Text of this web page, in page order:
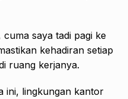
cuma saya tadi pagi ke
kehadiran setiap
ruang kerjanya.
ini, lingkungan kantor